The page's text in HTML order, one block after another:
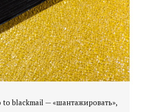
to blackmail — «шантажировать»,